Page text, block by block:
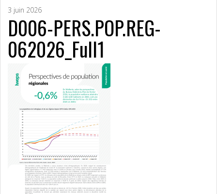
3 juin 2026
D006-PERS.POP.REG-
062026_Full1